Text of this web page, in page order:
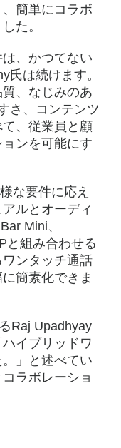
簡単にコラボ
た。
は、かつてない
氏は続けます。
質、なじみのあ
さ、コンテンツ
、従業員と顧
ンを可能にす
な要件に応え
ルとオーディ
Mini、
と組み合わせる
ンタッチ通話
簡素化できま
Raj Upadhyay
イブリッドワ
」と述べてい
ラボレーショ